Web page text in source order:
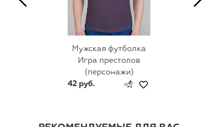
Мужская футболка
Игра престолов
(персонажи)
42 руб.